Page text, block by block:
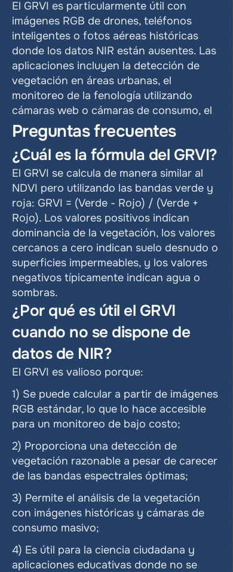
El GRVI es particularmente útil con
imágenes RGB de drones, teléfonos
inteligentes o fotos aéreas históricas
donde los datos NIR están ausentes. Las
aplicaciones incluyen la detección de
vegetación en áreas urbanas, el
monitoreo de la fenología utilizando
cámaras web o cámaras de consumo, el
Preguntas frecuentes
¿Cuál es la fórmula del GRVI?
El GRVI se calcula de manera similar al
NDVI pero utilizando las bandas verde y
roja: GRVI = (Verde - Rojo) / (Verde +
Rojo). Los valores positivos indican
dominancia de la vegetación, los valores
cercanos a cero indican suelo desnudo o
superficies impermeables, y los valores
negativos típicamente indican agua o
sombras.
¿Por qué es útil el GRVI
cuando no se dispone de
datos de NIR?
El GRVI es valioso porque:
1) Se puede calcular a partir de imágenes
RGB estándar, lo que lo hace accesible
para un monitoreo de bajo costo;
2) Proporciona una detección de
vegetación razonable a pesar de carecer
de las bandas espectrales óptimas;
3) Permite el análisis de la vegetación
con imágenes históricas y cámaras de
consumo masivo;
4) Es útil para la ciencia ciudadana y
aplicaciones educativas donde no se